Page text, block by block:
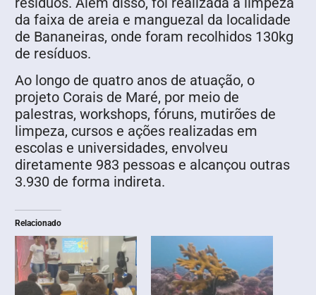
da faixa de areia e manguezal da localidade
de Bananeiras, onde foram recolhidos 130kg
de resíduos.
Ao longo de quatro anos de atuação, o
projeto Corais de Maré, por meio de
palestras, workshops, fóruns, mutirões de
limpeza, cursos e ações realizadas em
escolas e universidades, envolveu
diretamente 983 pessoas e alcançou outras
3.930 de forma indireta.
Relacionado